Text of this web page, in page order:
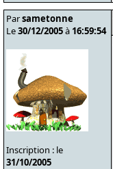
Parsametonne
Le30/12/2005à 16:59:54
Inscription : le
31/10/2005